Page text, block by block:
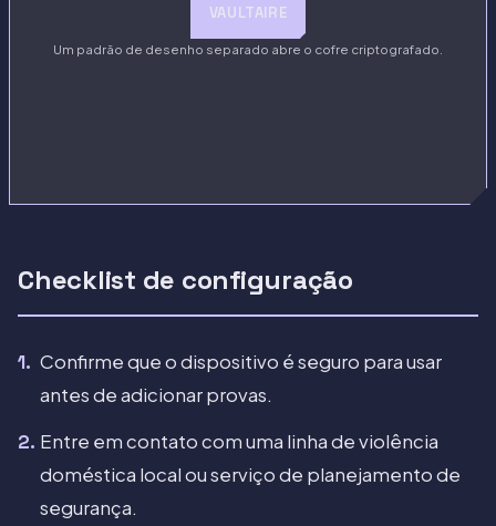
VAULTAIRE
Um padrão de desenho separado abre o cofre criptografado.
Checklist de configuração
Confirme que o dispositivo é seguro para usar
antes de adicionar provas.
Entre em contato com uma linha de violência
doméstica local ou serviço de planejamento de
segurança.